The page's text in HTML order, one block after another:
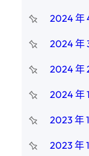
2024 年
2024 年
2024 年
2024 年
2023 年
2023 年